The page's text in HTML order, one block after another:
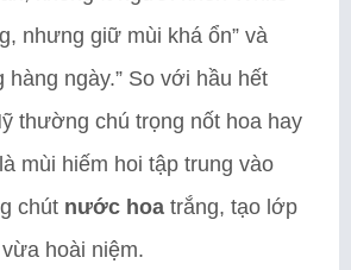
nhưng giữ mùi khá ổn” và
hàng ngày.” So với hầu hết
thường chú trọng nốt hoa hay
mùi hiếm hoi tập trung vào
chút nước hoa trắng, tạo lớp
hoài niệm.